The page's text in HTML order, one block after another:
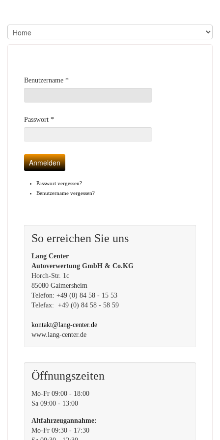
Benutzername *
Passwort *
Anmelden
Passwort vergessen?
Benutzername vergessen?
So erreichen Sie uns
Lang Center
Autoverwertung GmbH & Co.KG
Horch-Str. 1c
85080 Gaimersheim
Telefon: +49 (0) 84 58 - 15 53
Telefax: +49 (0) 84 58 - 58 59
kontakt@lang-center.de
www.lang-center.de
Öffnungszeiten
Mo-Fr 09:00 - 18:00
Sa 09:00 - 13:00
Altfahrzeugannahme:
Mo-Fr 09:30 - 17:30